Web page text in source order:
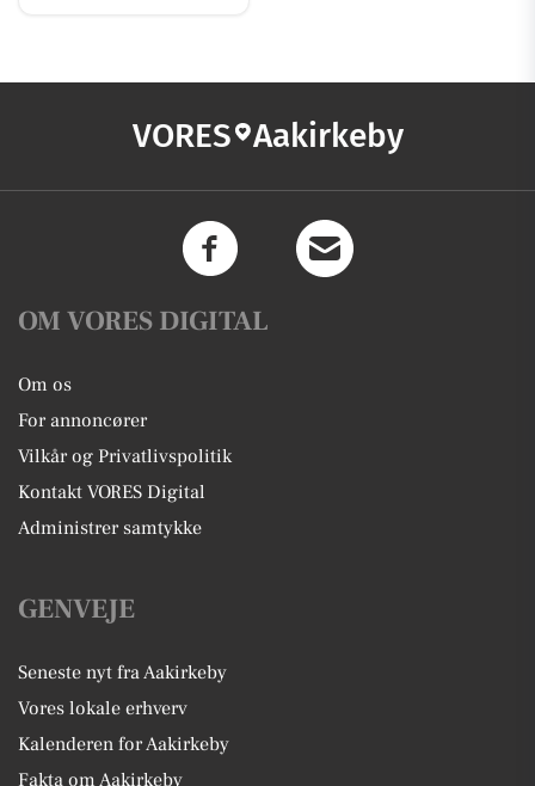
VORES Aakirkeby
OM VORES DIGITAL
Om os
For annoncører
Vilkår og Privatlivspolitik
Kontakt VORES Digital
Administrer samtykke
GENVEJE
Seneste nyt fra Aakirkeby
Vores lokale erhverv
Kalenderen for Aakirkeby
Fakta om Aakirkeby